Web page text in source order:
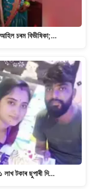
চৰম বিভীষিকা;…
লাখ টকাৰ ছুপাৰী দি…